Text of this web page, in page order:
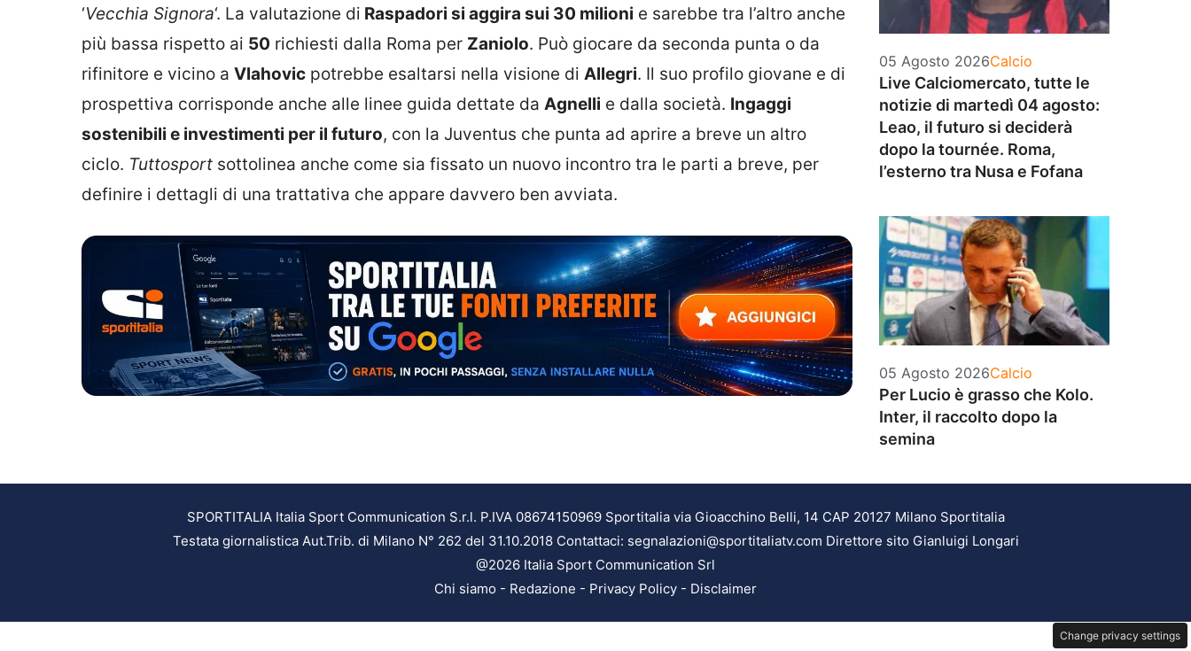
‘Vecchia Signora‘. La valutazione di Raspadori si aggira sui 30 milioni e sarebbe tra l’altro anche
più bassa rispetto ai 50 richiesti dalla Roma per Zaniolo. Può giocare da seconda punta o da
rifinitore e vicino a Vlahovic potrebbe esaltarsi nella visione di Allegri. Il suo profilo giovane e di
prospettiva corrisponde anche alle linee guida dettate da Agnelli e dalla società. Ingaggi
sostenibili e investimenti per il futuro, con la Juventus che punta ad aprire a breve un altro
ciclo. Tuttosport sottolinea anche come sia fissato un nuovo incontro tra le parti a breve, per
definire i dettagli di una trattativa che appare davvero ben avviata.
05 Agosto 2026Categorie
Calcio
Live Calciomercato, tutte le
notizie di martedì 04 agosto:
Leao, il futuro si deciderà
dopo la tournée. Roma,
l’esterno tra Nusa e Fofana
05 Agosto 2026Categorie
Calcio
Per Lucio è grasso che Kolo.
Inter, il raccolto dopo la
semina
SPORTITALIA Italia Sport Communication S.r.l. P.IVA 08674150969 Sportitalia via Gioacchino Belli, 14 CAP 20127 Milano Sportitalia
Testata giornalistica Aut.Trib. di Milano N° 262 del 31.10.2018 Contattaci: segnalazioni@sportitaliatv.com Direttore sito Gianluigi Longari
@2026 Italia Sport Communication Srl
Chi siamo - Redazione - Privacy Policy - Disclaimer
Change privacy settings